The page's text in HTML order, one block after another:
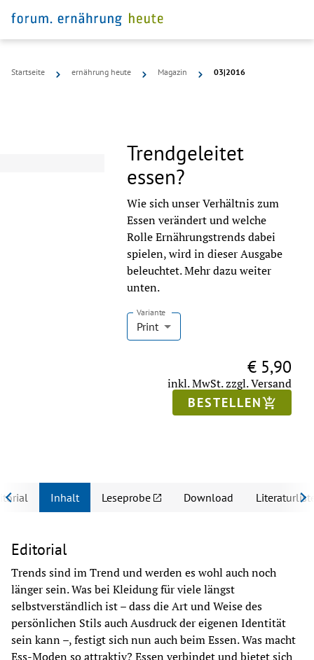
Startseite ernährung heute Magazin 03|2016
Trendgeleitet
essen?
Wie sich unser Verhältnis zum
Essen verändert und welche
Rolle Ernährungstrends dabei
spielen, wird in dieser Ausgabe
beleuchtet. Mehr dazu weiter
unten.
Variante
Print
€ 5,90
inkl. MwSt.zzgl. Versand
BESTELLEN
Inhalt Leseprobe Download
Editorial
Trends sind im Trend und werden es wohl auch noch
länger sein. Was bei Kleidung für viele längst
selbstverständlich ist – dass die Art und Weise des
persönlichen Stils auch Ausdruck der eigenen Identität
sein kann –, festigt sich nun auch beim Essen. Was macht
Ess-Moden so attraktiv? Essen verbindet und bietet sich